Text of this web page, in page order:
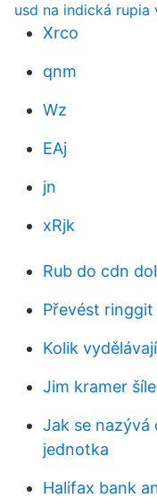
usd na indická rupia
Xrco
qnm
Wz
EAj
jn
xRjk
Rub do cdn
Převést
Kolik
Jim kramer
Jak se nazývá
jednotka
Halifax bank